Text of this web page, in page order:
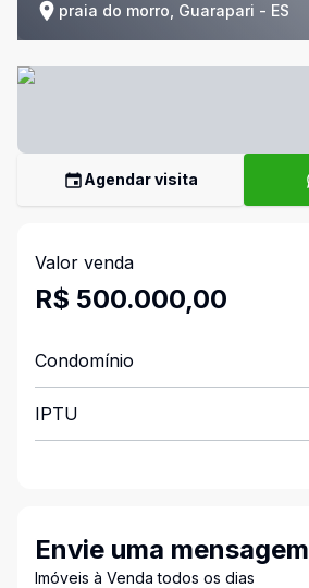
praia do morro, Guarapari - ES
Agendar visita
Valor venda
R$ 500.000,00
Condomínio
IPTU
Envie uma mensagem
Imóveis à Venda todos os dias